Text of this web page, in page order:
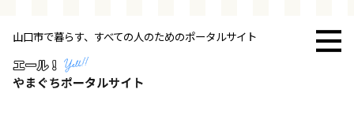
山口市で暮らす、すべての人のためのポータルサイト
トップページ